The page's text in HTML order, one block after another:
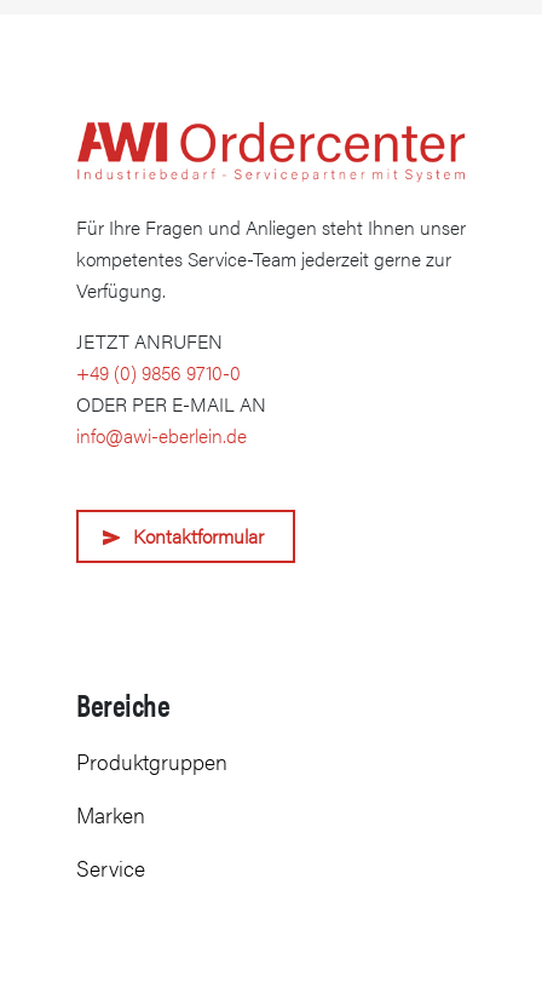
Für Ihre Fragen und Anliegen steht Ihnen unser
kompetentes Service-Team jederzeit gerne zur
Verfügung.
JETZT ANRUFEN
+49 (0) 9856 9710-0
ODER PER E-MAIL AN
info@awi-eberlein.de
Kontaktformular
Bereiche
Produktgruppen
Marken
Service